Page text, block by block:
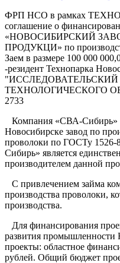
ФРП НСО в рамках
соглашение о
«НОВОСИБИРСКИЙ
ПРОДУКЦИ» по
Заем в размере 100 000
-резидент Технопарка
ТЕХНОЛОГИЧЕСКОГО
2733
Компания «СВА-Сибирь»
Новосибирске завод по
проволоки по ГОСТу
Сибирь» является
производителем данной
С привлечением займа
производства проволоки,
производства.
Для финансирования
развития
проекты: областное
рублей. Общий бюджет